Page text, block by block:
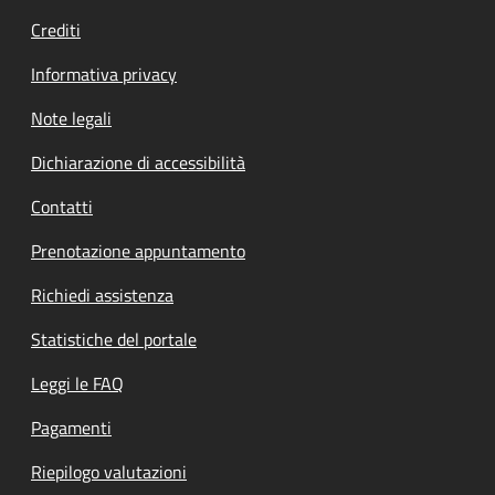
Crediti
Informativa privacy
Note legali
Dichiarazione di accessibilità
Contatti
Prenotazione appuntamento
Richiedi assistenza
Statistiche del portale
Leggi le FAQ
Pagamenti
Riepilogo valutazioni